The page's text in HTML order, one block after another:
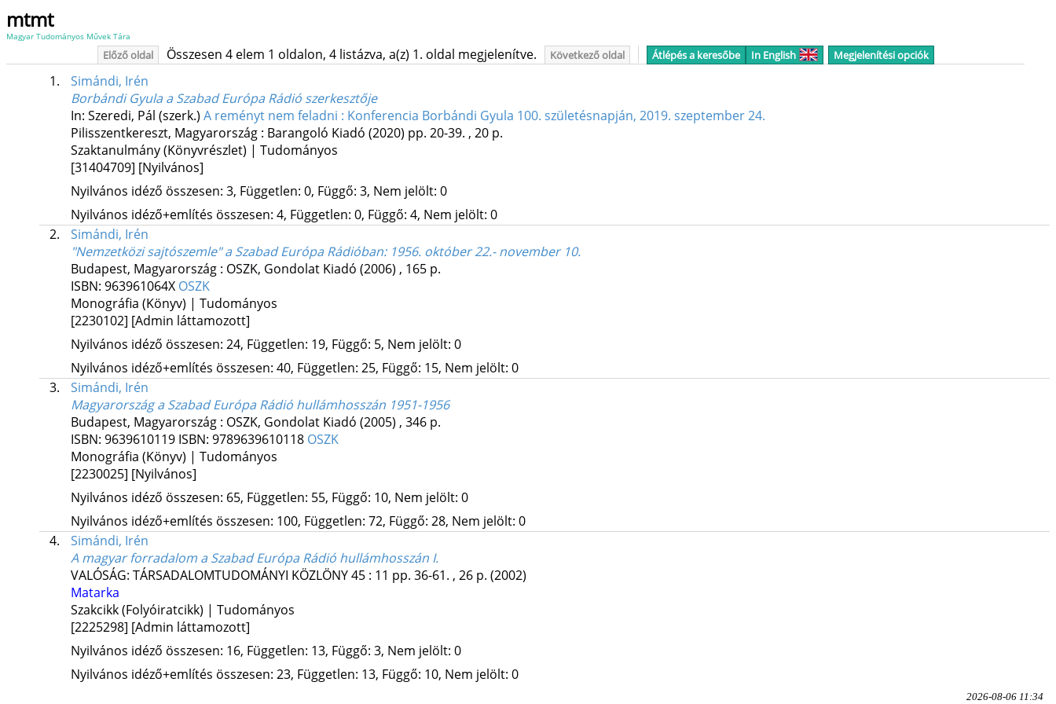
mtmt
Magyar Tudományos Művek Tára
Előző oldal Összesen 4 elem 1 oldalon, 4 listázva, a(z) 1. oldal megjelenítve. Következő oldal Átlépés a keresőbe In English Megjelenítési opciók
1.
Simándi, Irén
Borbándi Gyula a Szabad Európa Rádió szerkesztője
In: Szeredi, Pál (szerk.) A reményt nem feladni : Konferencia Borbándi Gyula 100. születésnapján, 2019. szeptember 24.
Pilisszentkereszt, Magyarország : Barangoló Kiadó (2020) pp. 20-39. , 20 p.
Szaktanulmány (Könyvrészlet) | Tudományos
[31404709] [Nyilvános]
Nyilvános idéző összesen: 3, Független: 0, Függő: 3, Nem jelölt: 0
Nyilvános idéző+említés összesen: 4, Független: 0, Függő: 4, Nem jelölt: 0
2.
Simándi, Irén
"Nemzetközi sajtószemle" a Szabad Európa Rádióban: 1956. október 22.- november 10.
Budapest, Magyarország : OSZK, Gondolat Kiadó (2006) , 165 p.
ISBN: 963961064X OSZK
Monográfia (Könyv) | Tudományos
[2230102] [Admin láttamozott]
Nyilvános idéző összesen: 24, Független: 19, Függő: 5, Nem jelölt: 0
Nyilvános idéző+említés összesen: 40, Független: 25, Függő: 15, Nem jelölt: 0
3.
Simándi, Irén
Magyarország a Szabad Európa Rádió hullámhosszán 1951-1956
Budapest, Magyarország : OSZK, Gondolat Kiadó (2005) , 346 p.
ISBN: 9639610119 ISBN: 9789639610118 OSZK
Monográfia (Könyv) | Tudományos
[2230025] [Nyilvános]
Nyilvános idéző összesen: 65, Független: 55, Függő: 10, Nem jelölt: 0
Nyilvános idéző+említés összesen: 100, Független: 72, Függő: 28, Nem jelölt: 0
4.
Simándi, Irén
A magyar forradalom a Szabad Európa Rádió hullámhosszán I.
VALÓSÁG: TÁRSADALOMTUDOMÁNYI KÖZLÖNY45: 11 pp. 36-61. , 26 p. (2002)
Matarka
Szakcikk (Folyóiratcikk) | Tudományos
[2225298] [Admin láttamozott]
Nyilvános idéző összesen: 16, Független: 13, Függő: 3, Nem jelölt: 0
Nyilvános idéző+említés összesen: 23, Független: 13, Függő: 10, Nem jelölt: 0
2026-08-06 11:34